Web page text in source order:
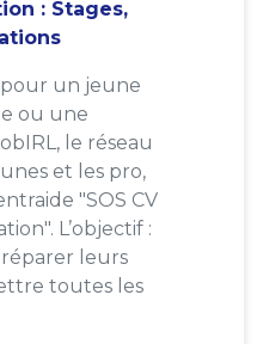
: Stages,
un jeune
ou une
le réseau
et les pro,
"SOS CV
L’objectif :
leurs
toutes les